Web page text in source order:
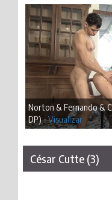
Norton & Fernando &
DP) -Visualizar
César Cutte (3)